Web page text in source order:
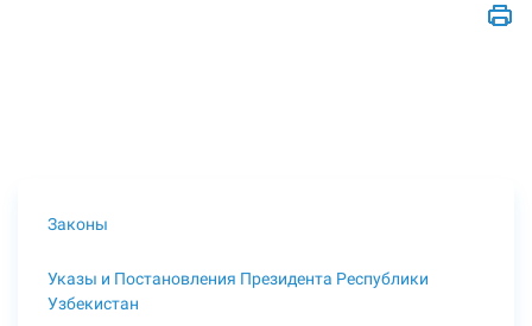
Законы
Указы и Постановления Президента Республики
Узбекистан